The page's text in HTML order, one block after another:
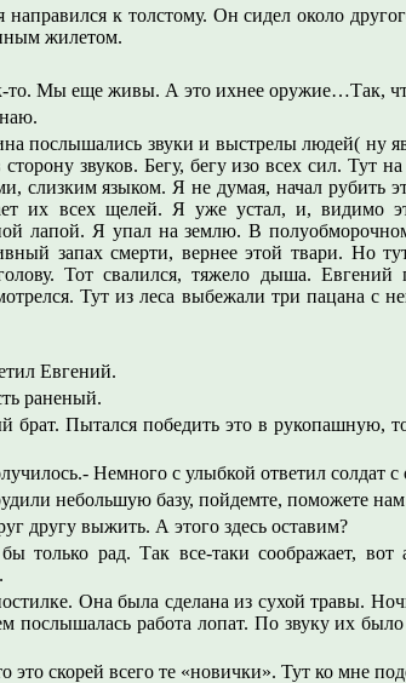
направился к толстому. Он сидел около
жилетом.
то. Мы еще живы. А это ихнее оружие…Так,
послышались звуки и выстрелы людей( ну
звуков. Бегу, бегу изо всех сил. Тут
слизким языком. Я не думая, начал рубить
их всех щелей. Я уже устал, и, видимо
лапой. Я упал на землю. В
запах смерти, вернее этой твари. Но
Тот свалился, тяжело дыша.
Тут из леса выбежали три пацана с
Евгений.
раненый.
брат. Пытался победить это в рукопашную,
Немного с улыбкой ответил солдат
небольшую базу, пойдемте, поможете
другу выжить. А этого здесь оставим?
рад. Так все-таки соображает, вот
Она была сделана из сухой травы.
послышалась работа лопат. По звуку их
это скорей всего те «новички». Тут ко мне